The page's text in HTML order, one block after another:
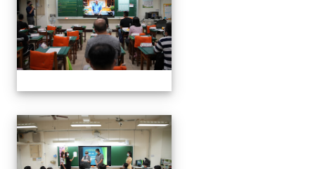
0916班親會